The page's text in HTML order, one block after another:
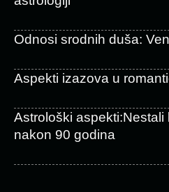
Odnosi srodnih duša:
Aspekti izazova u
Astrološki aspekti:Nestali
nakon 90 godina